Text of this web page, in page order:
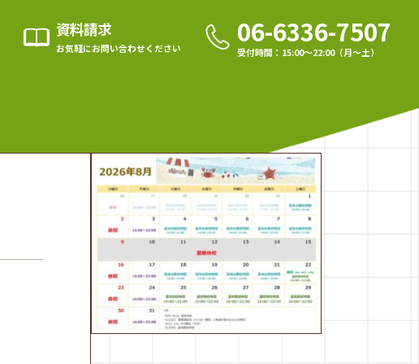
資料請求
お気軽にお問い合わせください 06-6336-7507
受付時間：15:00〜22:00（月〜土）